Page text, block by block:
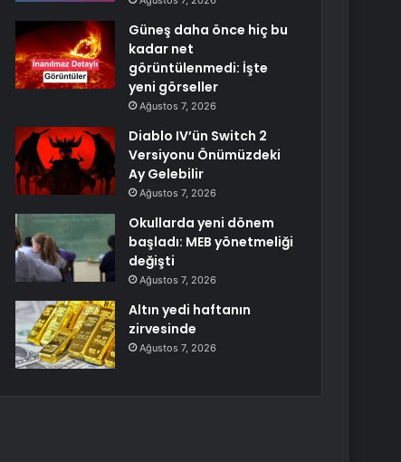
Güneş daha önce hiç bu
kadar net
görüntülenmedi: İşte
yeni görseller
Ağustos 7, 2026
Diablo IV’ün Switch 2
Versiyonu Önümüzdeki
Ay Gelebilir
Ağustos 7, 2026
Okullarda yeni dönem
başladı: MEB yönetmeliği
değişti
Ağustos 7, 2026
Altın yedi haftanın
zirvesinde
Ağustos 7, 2026